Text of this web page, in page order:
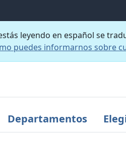
leyendo en español se
puedes informarnos sobre
Departamentos